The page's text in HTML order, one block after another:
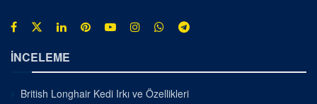
İNCELEME
British Longhair Kedi Irkı ve Özellikleri